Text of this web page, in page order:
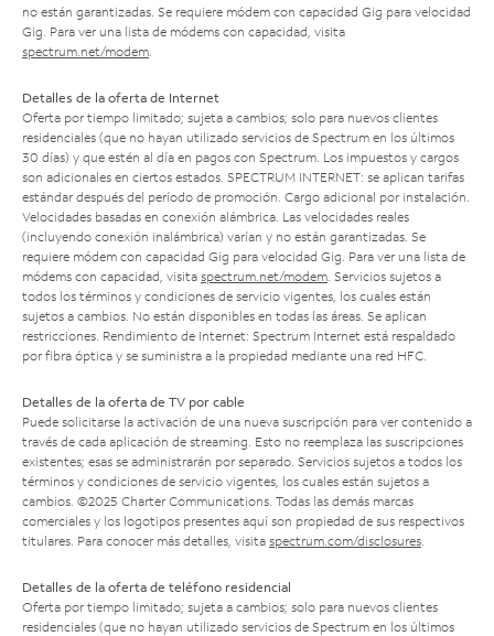
no están garantizadas. Se requiere módem con capacidad Gig para velocidad
Gig. Para ver una lista de módems con capacidad, visita
spectrum.net/modem
Detalles de la oferta de Internet
Oferta por tiempo limitado; sujeta a cambios; solo para nuevos clientes
residenciales (que no hayan utilizado servicios de Spectrum en los últimos
30 días) y que estén al día en pagos con Spectrum. Los impuestos y cargos
son adicionales en ciertos estados. SPECTRUM INTERNET: se aplican tarifas
estándar después del período de promoción. Cargo adicional por instalación.
Velocidades basadas en conexión alámbrica. Las velocidades reales
(incluyendo conexión inalámbrica) varían y no están garantizadas. Se
requiere módem con capacidad Gig para velocidad Gig. Para ver una lista de
módems con capacidad, visita spectrum.net/modem . Servicios sujetos a
todos los términos y condiciones de servicio vigentes, los cuales están
sujetos a cambios. No están disponibles en todas las áreas. Se aplican
restricciones. Rendimiento de Internet: Spectrum Internet está respaldado
por fibra óptica y se suministra a la propiedad mediante una red HFC.
Detalles de la oferta de TV por cable
Puede solicitarse la activación de una nueva suscripción para ver contenido a
través de cada aplicación de streaming. Esto no reemplaza las suscripciones
existentes; esas se administrarán por separado. Servicios sujetos a todos los
términos y condiciones de servicio vigentes, los cuales están sujetos a
cambios. ©2025 Charter Communications. Todas las demás marcas
comerciales y los logotipos presentes aquí son propiedad de sus respectivos
titulares. Para conocer más detalles, visita spectrum.com/disclosures
Detalles de la oferta de teléfono residencial
Oferta por tiempo limitado; sujeta a cambios; solo para nuevos clientes
residenciales (que no hayan utilizado servicios de Spectrum en los últimos